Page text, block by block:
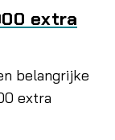
extra
belangrijke
extra